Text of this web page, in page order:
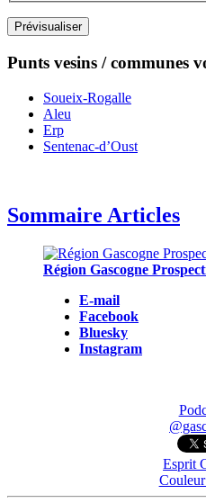
Punts vesins / communes
Soueix-Rogalle
Aleu
Erp
Sentenac-d’Oust
Sommaire Articles
Région Gascogne
E-mail
Facebook
Bluesky
Instagram
Esprit